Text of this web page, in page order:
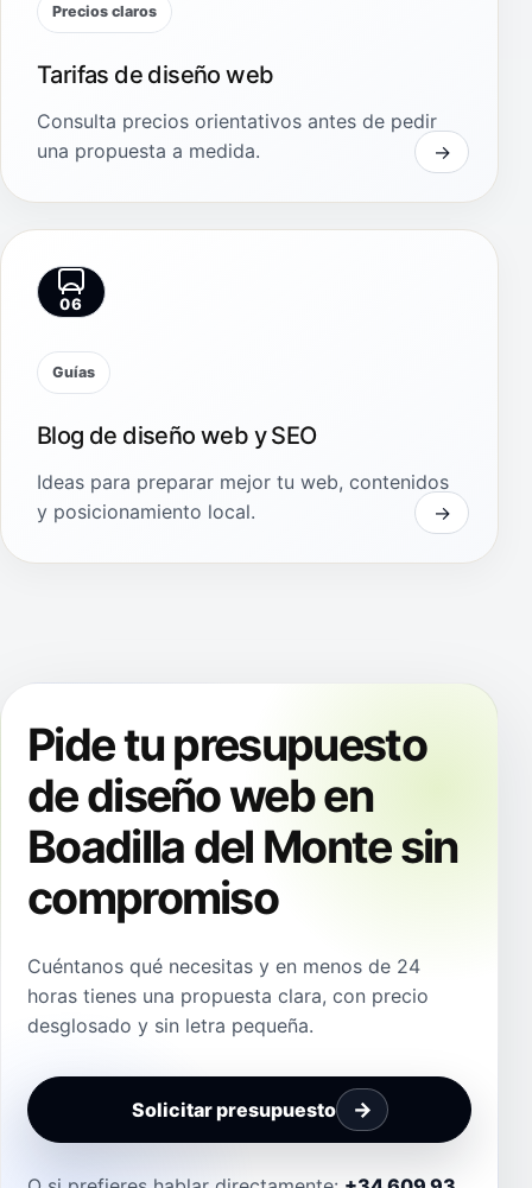
Precios claros
Tarifas de diseño web
Consulta precios orientativos antes de pedir
una propuesta a medida.
06
Guías
Blog de diseño web y SEO
Ideas para preparar mejor tu web, contenidos
y posicionamiento local.
Pide tu presupuesto
de diseño web en
Boadilla del Monte sin
compromiso
Cuéntanos qué necesitas y en menos de 24
horas tienes una propuesta clara, con precio
desglosado y sin letra pequeña.
Solicitar presupuesto